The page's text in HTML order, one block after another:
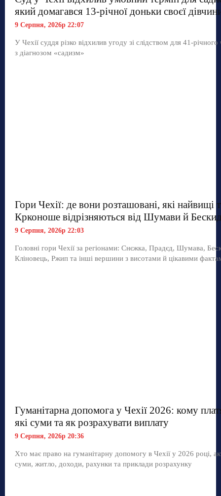
який домагався 13-річної доньки своєї
9 Серпня, 2026р 22:07
У Чехії суддя різко відхилив угоду зі слідством для 41-річного
з діагнозом «садизм»
Гори Чехії: де вони розташовані, які найвищі
Крконоше відрізняються від Шумави й
9 Серпня, 2026р 22:03
Головні гори Чехії за регіонами: Снєжка, Прадєд, Шумава,
Кліновець, Ржип та інші вершини з висотами й цікавими
Гуманітарна допомога у Чехії 2026: кому
які суми та як розрахувати виплату
9 Серпня, 2026р 20:36
Хто має право на гуманітарну допомогу в Чехії у 2026 році,
суми, житло, доходи, рахунки та приклади розрахунку